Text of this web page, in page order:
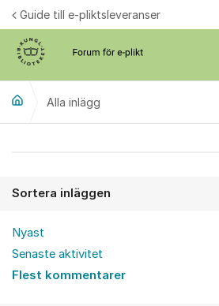
Hoppa till innehåll
Guide till e-pliktsleveranser
Alla inlägg
Sortera inläggen
Nyast
Senaste aktivitet
Flest kommentarer